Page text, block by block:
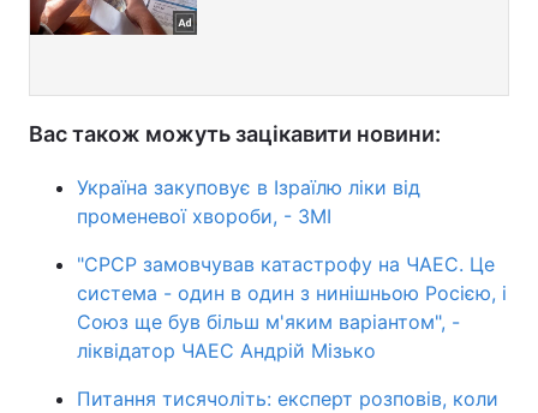
Вас також можуть зацікавити новини:
Україна закуповує в Ізраїлю ліки від
променевої хвороби, - ЗМІ
"СРСР замовчував катастрофу на ЧАЕС. Це
система - один в один з нинішньою Росією, і
Союз ще був більш м'яким варіантом", -
ліквідатор ЧАЕС Андрій Мізько
Питання тисячоліть: експерт розповів, коли